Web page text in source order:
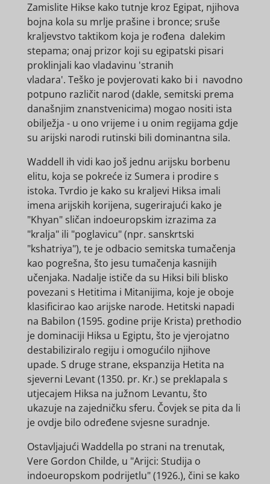
Zamislite Hikse kako tutnje kroz Egipat, njihova
bojna kola su mrlje prašine i bronce; sruše
kraljevstvo taktikom koja je rođena dalekim
stepama; onaj prizor koji su egipatski pisari
proklinjali kao vladavinu 'stranih
vladara'. Teško je povjerovati kako bi i navodno
potpuno različit narod (dakle, semitski prema
današnjim znanstvenicima) mogao nositi ista
obilježja - u ono vrijeme i u onim regijama gdje
su arijski narodi rutinski bili dominantna sila.
Waddell ih vidi kao još jednu arijsku borbenu
elitu, koja se pokreće iz Sumera i prodire s
istoka. Tvrdio je kako su kraljevi Hiksa imali
imena arijskih korijena, sugerirajući kako je
"Khyan" sličan indoeuropskim izrazima za
"kralja" ili "poglavicu" (npr. sanskrtski
"kshatriya"), te je odbacio semitska tumačenja
kao pogrešna, što jesu tumačenja kasnijih
učenjaka. Nadalje ističe da su Hiksi bili blisko
povezani s Hetitima i Mitanijima, koje je oboje
klasificirao kao arijske narode. Hetitski napadi
na Babilon (1595. godine prije Krista) prethodio
je dominaciji Hiksa u Egiptu, što je vjerojatno
destabiliziralo regiju i omogućilo njihove
upade. S druge strane, ekspanzija Hetita na
sjeverni Levant (1350. pr. Kr.) se preklapala s
utjecajem Hiksa na južnom Levantu, što
ukazuje na zajedničku sferu. Čovjek se pita da li
je ovdje bilo određene svjesne suradnje.
Ostavljajući Waddella po strani na trenutak,
Vere Gordon Childe, u "Arijci: Studija o
indoeuropskom podrijetlu" (1926.), čini se kako